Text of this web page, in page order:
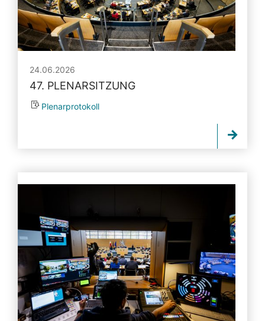
24.06.2026
47. PLENARSITZUNG
Plenarprotokoll